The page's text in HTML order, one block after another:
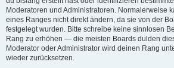
Moderatoren und Administratoren. Normalerweise
eines Ranges nicht direkt ändern, da sie von der
festgelegt wurden. Bitte schreibe keine sinnlosen
Rang zu erhöhen — die meisten Boards dulden
Moderator oder Administrator wird deinen Rang
wieder zurücksetzen.